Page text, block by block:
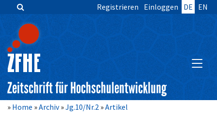
Zum
springen
Hauptnavigation
Inhalt
Sidebar
Registrieren Einloggen DE EN
Zeitschrift für Hochschulentwicklung
Home Archiv Jg.10/Nr.2 Artikel